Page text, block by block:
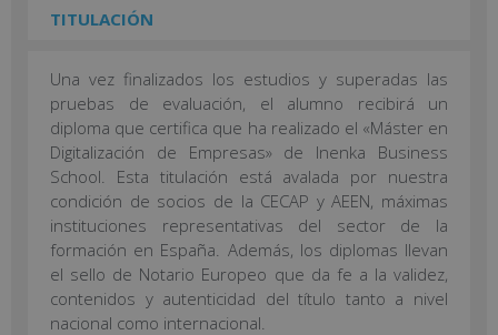
TITULACIÓN
Una vez finalizados los estudios y superadas las
pruebas de evaluación, el alumno recibirá un
diploma que certifica que ha realizado el «Máster en
Digitalización de Empresas» de Inenka Business
School. Esta titulación está avalada por nuestra
condición de socios de la CECAP y AEEN, máximas
instituciones representativas del sector de la
formación en España. Además, los diplomas llevan
el sello de Notario Europeo que da fe a la validez,
contenidos y autenticidad del título tanto a nivel
nacional como internacional.